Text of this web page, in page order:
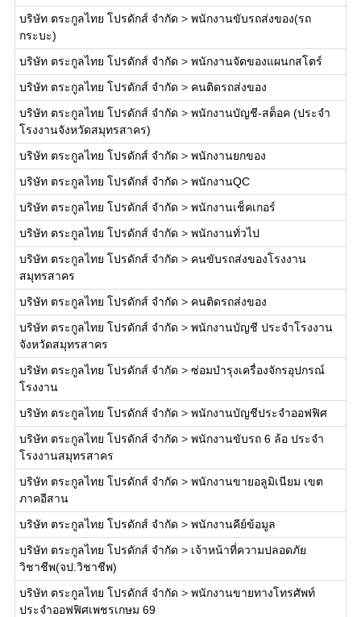
บริษัท ตระกูลไทย โปรดักส์ จำกัด > พนักงานขับรถส่งของ(รถ
กระบะ)
บริษัท ตระกูลไทย โปรดักส์ จำกัด > พนักงานจัดของแผนกสโตร์
บริษัท ตระกูลไทย โปรดักส์ จำกัด > คนติดรถส่งของ
บริษัท ตระกูลไทย โปรดักส์ จำกัด > พนักงานบัญชี-สต็อค (ประจำ
โรงงานจังหวัดสมุทรสาคร)
บริษัท ตระกูลไทย โปรดักส์ จำกัด > พนักงานยกของ
บริษัท ตระกูลไทย โปรดักส์ จำกัด > พนักงานQC
บริษัท ตระกูลไทย โปรดักส์ จำกัด > พนักงานเช็คเกอร์
บริษัท ตระกูลไทย โปรดักส์ จำกัด > พนักงานทั่วไป
บริษัท ตระกูลไทย โปรดักส์ จำกัด > คนขับรถส่งของโรงงาน
สมุทรสาคร
บริษัท ตระกูลไทย โปรดักส์ จำกัด > คนติดรถส่งของ
บริษัท ตระกูลไทย โปรดักส์ จำกัด > พนักงานบัญชี ประจำโรงงาน
จังหวัดสมุทรสาคร
บริษัท ตระกูลไทย โปรดักส์ จำกัด > ซ่อมบำรุงเครื่องจักรอุปกรณ์
โรงงาน
บริษัท ตระกูลไทย โปรดักส์ จำกัด > พนักงานบัญชีประจำออฟฟิศ
บริษัท ตระกูลไทย โปรดักส์ จำกัด > พนักงานขับรถ 6 ล้อ ประจำ
โรงงานสมุทรสาคร
บริษัท ตระกูลไทย โปรดักส์ จำกัด > พนักงานขายอลูมิเนียม เขต
ภาคอีสาน
บริษัท ตระกูลไทย โปรดักส์ จำกัด > พนักงานคีย์ข้อมูล
บริษัท ตระกูลไทย โปรดักส์ จำกัด > เจ้าหน้าที่ความปลอดภัย
วิชาชีพ(จป.วิชาชีพ)
บริษัท ตระกูลไทย โปรดักส์ จำกัด > พนักงานขายทางโทรศัพท์
ประจำออฟฟิศเพชรเกษม 69